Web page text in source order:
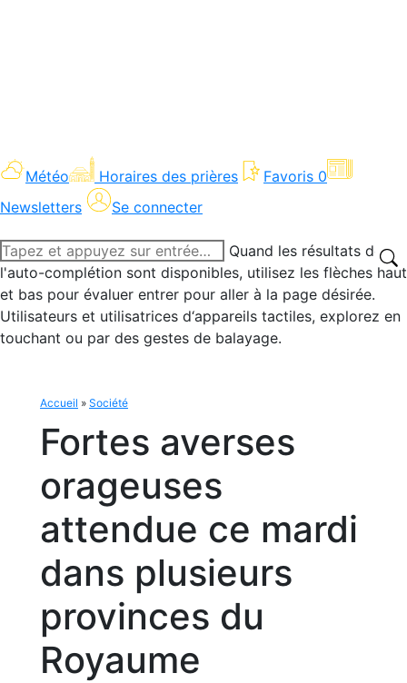
Météo Horaires des prières Favoris 0
Newsletters
Se connecter
Recherche
:
Quand les résultats de
l'auto-complétion sont disponibles, utilisez les flèches haut
et bas pour évaluer entrer pour aller à la page désirée.
Utilisateurs et utilisatrices d‘appareils tactiles, explorez en
touchant ou par des gestes de balayage.
Accueil » Société
Fortes averses
orageuses
attendue ce mardi
dans plusieurs
provinces du
Royaume